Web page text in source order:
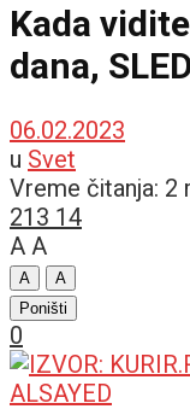
Kada
dana,
06.02.2023
u Svet
Vreme čitanja: 2
213 14
A A
A
A
Poništi
0